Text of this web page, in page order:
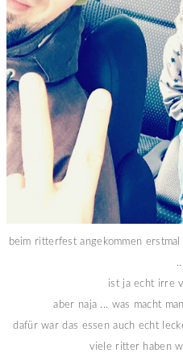
beim ritterfest angekommen
...
ist ja echt irre
aber naja ... was macht
dafür war das essen auch echt
viele ritter haben